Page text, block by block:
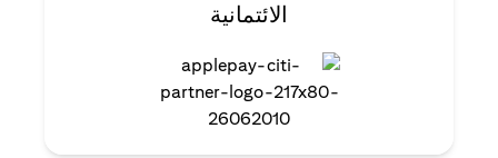
الائتمانية